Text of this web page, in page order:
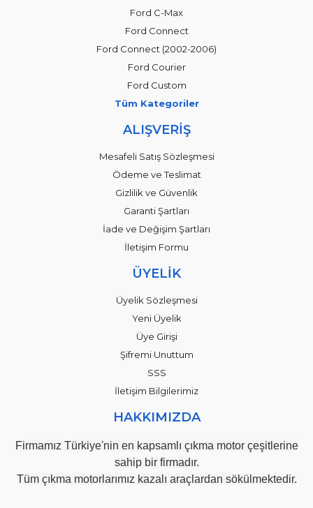
Ford C-Max
Ford Connect
Ford Connect (2002-2006)
Ford Courier
Ford Custom
Tüm Kategoriler
ALIŞVERİŞ
Mesafeli Satış Sözleşmesi
Ödeme ve Teslimat
Gizlilik ve Güvenlik
Garanti Şartları
İade ve Değişim Şartları
İletişim Formu
ÜYELİK
Üyelik Sözleşmesi
Yeni Üyelik
Üye Girişi
Şifremi Unuttum
SSS
İletişim Bilgilerimiz
HAKKIMIZDA
Firmamız Türkiye'nin en kapsamlı çıkma motor çeşitlerine
sahip bir firmadır.
Tüm çıkma motorlarımız kazalı araçlardan sökülmektedir.